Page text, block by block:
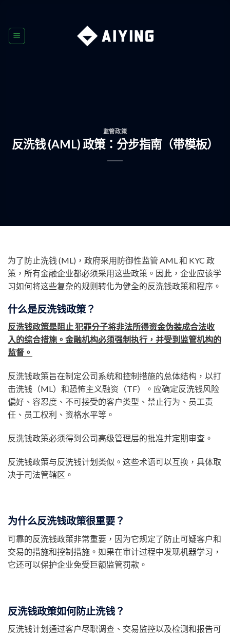
content
监管政策
反洗钱 (AML) 政策：分步指南（带模板）
为了防止洗钱 (ML)，政府采用防御性监管 AML 和 KYC 政
策，所有金融企业都必须采用这些政策。因此，企业应该学
习如何将这些复杂的规则转化为健全的反洗钱政策和程序。
什么是反洗钱政策？
反洗钱政策是阻止 犯罪分子将非法所得资金伪装成合法收
入的综合措施。金融机构必须强制执行，并受到监管机构的
监督。
反洗钱政策旨在制定公司系统和控制措施的总体结构，以打
击洗钱（ML）和恐怖主义融资（TF）。应确定反洗钱风险
偏好、容忍度、不可接受的客户类型、禁止行为、员工责
任、员工权利、资格水平等。
反洗钱政策必须得到公司高级管理层的批准并定期审查。
反洗钱政策与反洗钱计划类似。这些术语可以互换，具体取
决于司法管辖区。
为什么反洗钱政策很重要？
可靠的反洗钱政策非常重要，因为它规定了防止可疑客户和
交易的措施和控制措施。如果在审计过程中发现机器学习，
它还可以保护企业免受巨额监管罚款。
反洗钱政策如何防止洗钱？
反洗钱计划通过客户尽职调查、交易监控以及检测和报告可